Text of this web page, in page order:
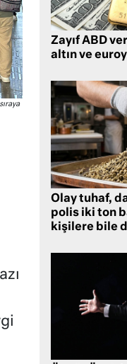
Zayıf ABD
altın ve
Olay tuhaf,
polis iki ton
kişilere bile